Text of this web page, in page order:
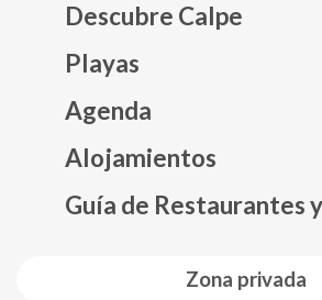
Zona privada
Descubre Calpe
Playas
Agenda
Alojamientos
Guía de Restaurantes